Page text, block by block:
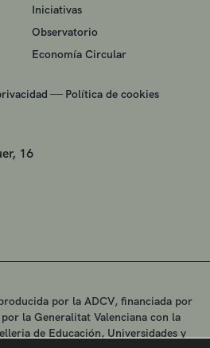
Iniciativas
Observatorio
Economía Circular
— Política de cookies
16
por la ADCV, financiada por
la Generalitat Valenciana con la
de Educación, Universidades y